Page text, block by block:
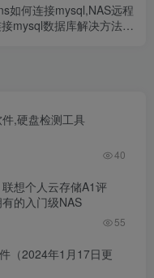
如何连接mysql,NAS远程
mysql数据库解决方法？
,硬盘检测工具
40
想个人云存储A1评
的入门级NAS
55
（2024年1月17日更